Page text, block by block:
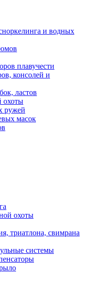
и водных
плавучести
консолей и
ластов
охоты
ружей
масок
охоты
триатлона, свимрана
системы